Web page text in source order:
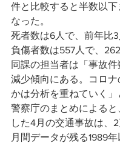
件と比較すると半数以下
なった。
死者数は6人で、前年比3
負傷者数は557人で、
同課の担当者は「事故件
減少傾向にある。コロナ
かは分析を重ねていく」
警察庁のまとめによる
した4月の交通事故は、2
月間データが残る1989